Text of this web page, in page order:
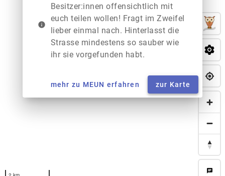
chat
info
Besitzer:innen offensichtlich mit
euch teilen wollen! Fragt im Zweifel
lieber einmal nach. Hinterlasst die
Strasse mindestens so sauber wie
ihr sie vorgefunden habt.
mehr zu MEUN erfahren zur Karte